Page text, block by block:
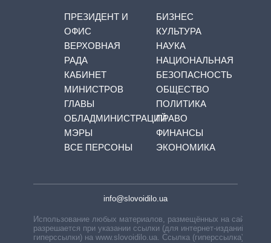
ПРЕЗИДЕНТ И
ОФИС
ВЕРХОВНАЯ
РАДА
КАБИНЕТ
МИНИСТРОВ
ГЛАВЫ
ОБЛАДМИНИСТРАЦИЙ
МЭРЫ
ВСЕ ПЕРСОНЫ
БИЗНЕС
КУЛЬТУРА
НАУКА
НАЦИОНАЛЬНАЯ
БЕЗОПАСНОСТЬ
ОБЩЕСТВО
ПОЛИТИКА
ПРАВО
ФИНАНСЫ
ЭКОНОМИКА
info@slovoidilo.ua
Использование любых материалов, размещённых на сайте,
разрешается при указании ссылки (для интернет-изданий —
гиперссылки) на www.slovoidilo.ua. Ссылка (гиперссылка)